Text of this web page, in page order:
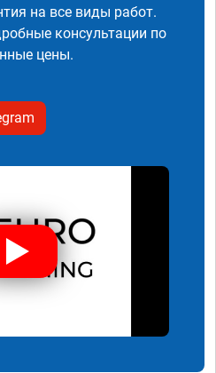
на все виды работ.
консультации по
цены.